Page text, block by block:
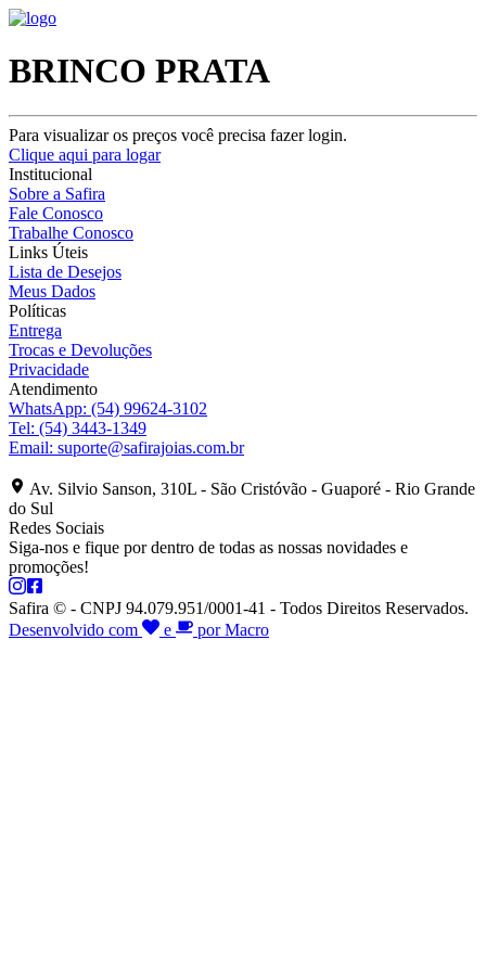
BRINCO PRATA
Para visualizar os preços você precisa fazer login.
Clique aqui para logar
Institucional
Sobre a Safira
Fale Conosco
Trabalhe Conosco
Links Úteis
Lista de Desejos
Meus Dados
Políticas
Entrega
Trocas e Devoluções
Privacidade
Atendimento
WhatsApp: (54) 99624-3102
Tel: (54) 3443-1349
Email: suporte@safirajoias.com.br
Av. Silvio Sanson, 310L - São Cristóvão - Guaporé - Rio Grande
do Sul
Redes Sociais
Siga-nos e fique por dentro de todas as nossas novidades e
promoções!
Safira © - CNPJ 94.079.951/0001-41 - Todos Direitos Reservados.
Desenvolvido com
e por Macro